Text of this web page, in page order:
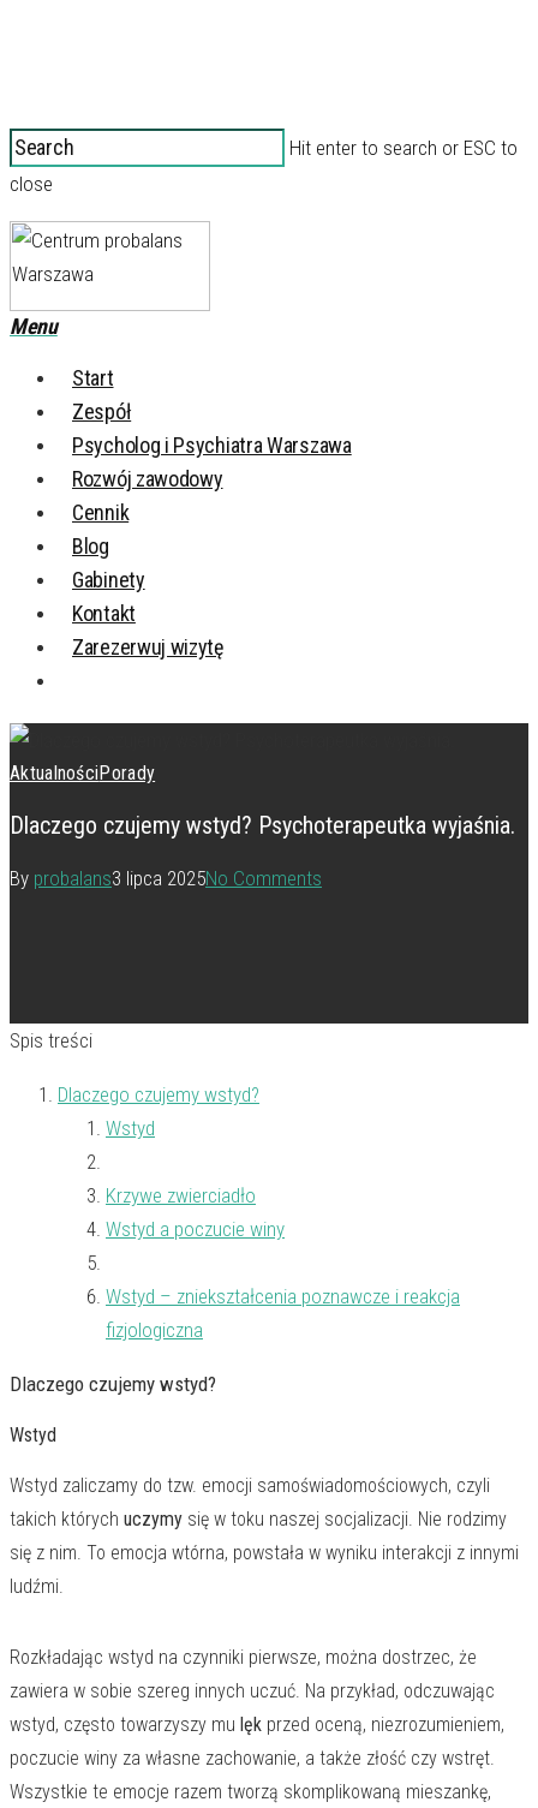
Hit enter to search or ESC to
close
Menu
Start
Zespół
Psycholog i Psychiatra Warszawa
Rozwój zawodowy
Cennik
Blog
Gabinety
Kontakt
Zarezerwuj wizytę
AktualnościPorady
Dlaczego czujemy wstyd? Psychoterapeutka wyjaśnia.
By probalans3 lipca 2025No Comments
Spis treści
Dlaczego czujemy wstyd?
Wstyd
Krzywe zwierciadło
Wstyd a poczucie winy
Wstyd – zniekształcenia poznawcze i reakcja
fizjologiczna
Dlaczego czujemy wstyd?
Wstyd
Wstyd zaliczamy do tzw. emocji samoświadomościowych, czyli
takich których uczymy się w toku naszej socjalizacji. Nie rodzimy
się z nim. To emocja wtórna, powstała w wyniku interakcji z innymi
ludźmi.
Rozkładając wstyd na czynniki pierwsze, można dostrzec, że
zawiera w sobie szereg innych uczuć. Na przykład, odczuwając
wstyd, często towarzyszy mu lęk przed oceną, niezrozumieniem,
poczucie winy za własne zachowanie, a także złość czy wstręt.
Wszystkie te emocje razem tworzą skomplikowaną mieszankę,